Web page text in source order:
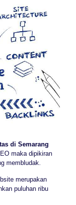
di Semarang
maka dipikiran
membludak.
merupakan
puluhan ribu